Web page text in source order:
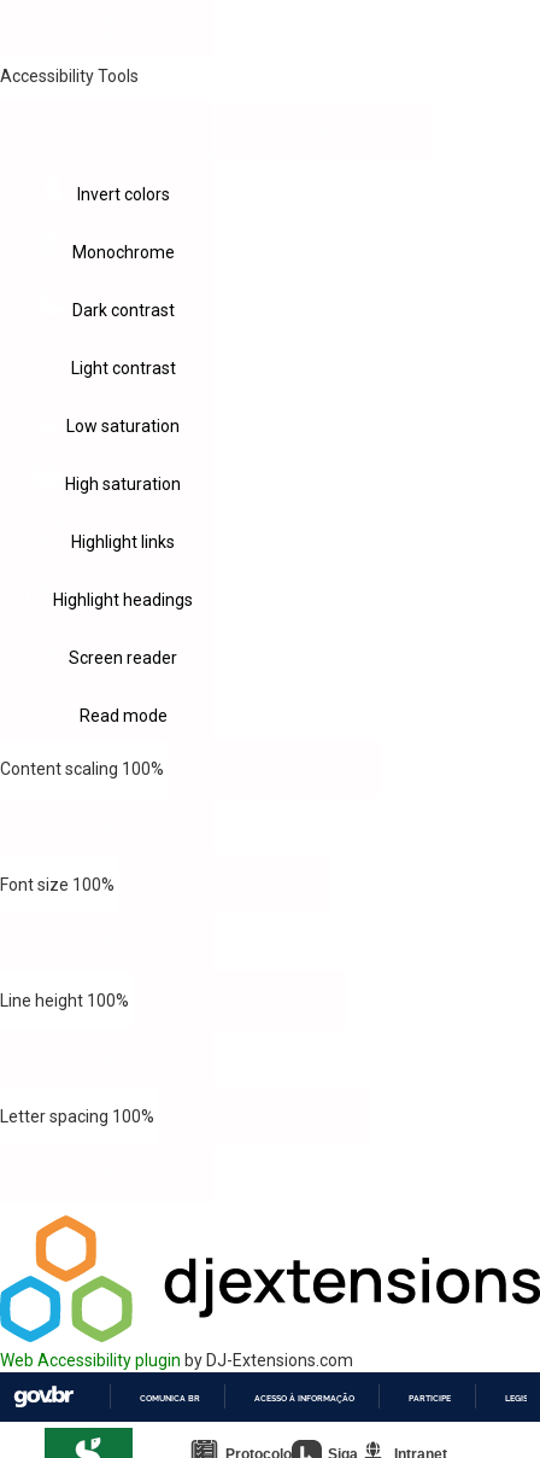
Accessibility Tools
Invert colors
Monochrome
Dark contrast
Light contrast
Low saturation
High saturation
Highlight links
Highlight headings
Screen reader
Read mode
Content scaling 100%
Font size 100%
Line height 100%
Letter spacing 100%
Web Accessibility plugin by DJ-Extensions.com
PARA
COMUNICA BR ACESSO À INFORMAÇÃO PARTICIPE